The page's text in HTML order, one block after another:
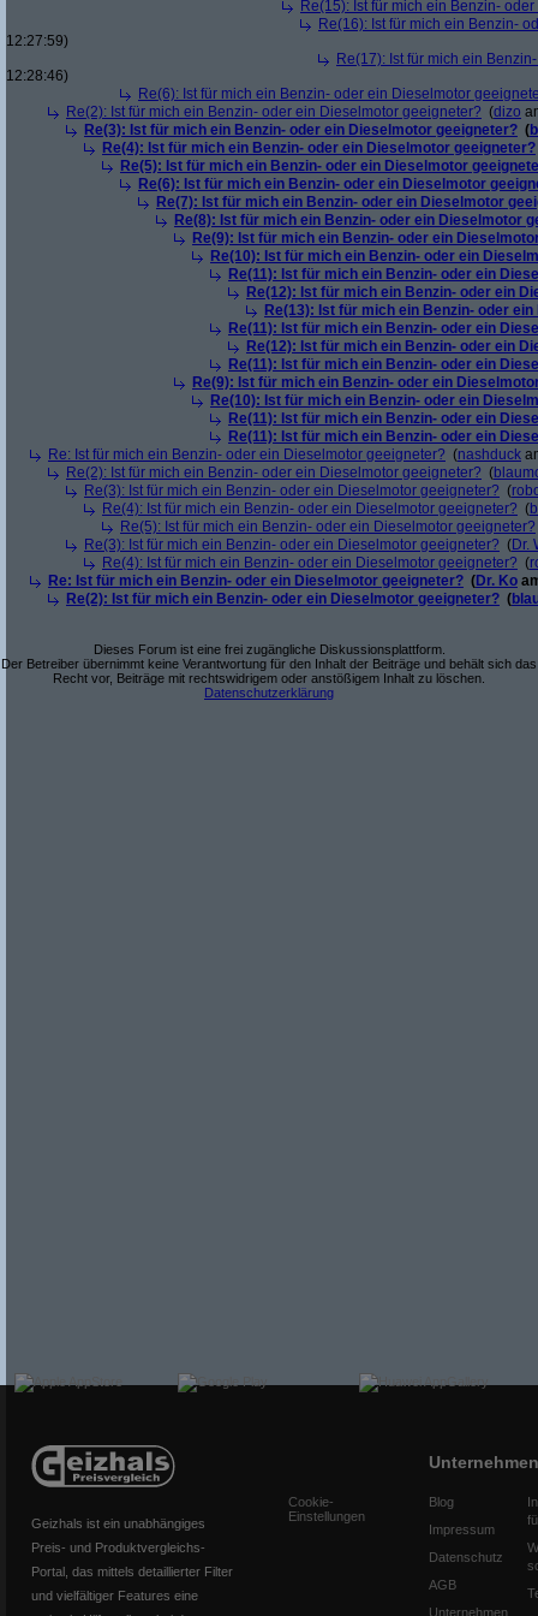
Re(15): Ist für mich ein Benzin-
Re(16): Ist für mich ein Benzin-
12:27:59)
Re(17): Ist für mich ein
12:28:46)
Re(6): Ist für mich ein Benzin- oder ein Dieselmotor
Re(2): Ist für mich ein Benzin- oder ein Dieselmotor geeigneter? (dizo
Re(3): Ist für mich ein Benzin- oder ein Dieselmotor geeigneter? (
Re(4): Ist für mich ein Benzin- oder ein Dieselmotor geeigneter?
Re(5): Ist für mich ein Benzin- oder ein Dieselmotor
Re(6): Ist für mich ein Benzin- oder ein Dieselmotor
Re(7): Ist für mich ein Benzin- oder ein Dieselmotor
Re(8): Ist für mich ein Benzin- oder ein Dieselmotor
Re(9): Ist für mich ein Benzin- oder ein
Re(10): Ist für mich ein Benzin- oder ein
Re(11): Ist für mich ein Benzin- oder ein
Re(12): Ist für mich ein Benzin- oder ein
Re(13): Ist für mich ein Benzin- oder
Re(11): Ist für mich ein Benzin- oder ein
Re(12): Ist für mich ein Benzin- oder ein
Re(11): Ist für mich ein Benzin- oder ein
Re(9): Ist für mich ein Benzin- oder ein
Re(10): Ist für mich ein Benzin- oder ein
Re(11): Ist für mich ein Benzin- oder ein
Re(11): Ist für mich ein Benzin- oder ein
Re: Ist für mich ein Benzin- oder ein Dieselmotor geeigneter? (nashduck
Re(2): Ist für mich ein Benzin- oder ein Dieselmotor geeigneter? (
Re(3): Ist für mich ein Benzin- oder ein Dieselmotor geeigneter? (
Re(4): Ist für mich ein Benzin- oder ein Dieselmotor geeigneter? (
Re(5): Ist für mich ein Benzin- oder ein Dieselmotor geeigneter?
Re(3): Ist für mich ein Benzin- oder ein Dieselmotor geeigneter? (Dr.
Re(4): Ist für mich ein Benzin- oder ein Dieselmotor geeigneter? (
Re: Ist für mich ein Benzin- oder ein Dieselmotor geeigneter? (Dr. Ko
Re(2): Ist für mich ein Benzin- oder ein Dieselmotor geeigneter? (
Dieses Forum ist eine frei zugängliche Diskussionsplattform.
Der Betreiber übernimmt keine Verantwortung für den Inhalt der Beiträge und behält sich das
Recht vor, Beiträge mit rechtswidrigem oder anstößigem Inhalt zu löschen.
Datenschutzerklärung
Geizhals ist ein unabhängiges
Preis- und Produktvergleichs-
Portal, das mittels detaillierter Filter
und vielfältiger Features eine
Cookie-
Einstellungen
Unternehmen
Blog
Impressum
Datenschutz
AGB
Unternehmen